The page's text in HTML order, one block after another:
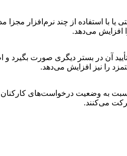
یا با استفاده از چند نرم‌افزار
افزایش می‌دهد.
در بستر دیگری صورت بگیرد و
را نیز افزایش می‌دهد.
به وضعیت درخواست‌های کارکنان
می‌کنند.